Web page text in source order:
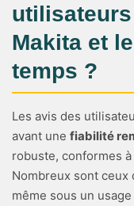
Makita et
temps ?
Les avis des
avant une fiabilité
robuste, conformes
Nombreux sont
même sous un